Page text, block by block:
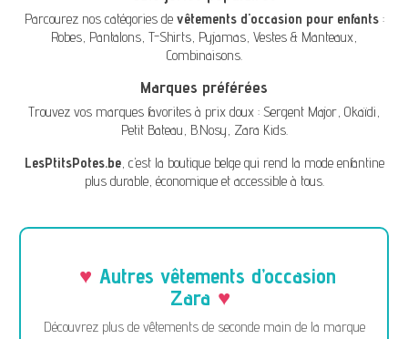
Parcourez nos catégories de vêtements d'occasion pour enfants:
Robes, Pantalons, T-Shirts, Pyjamas, Vestes & Manteaux,
Combinaisons.
Marques préférées
Trouvez vos marques favorites à prix doux : Sergent Major, Okaïdi,
Petit Bateau, B.Nosy, Zara Kids.
LesPtitsPotes.be, c’est la boutique belge qui rend la mode enfantine
plus durable, économique et accessible à tous.
Autres vêtements d’occasion
Zara
Découvrez plus de vêtements de seconde main de la marque